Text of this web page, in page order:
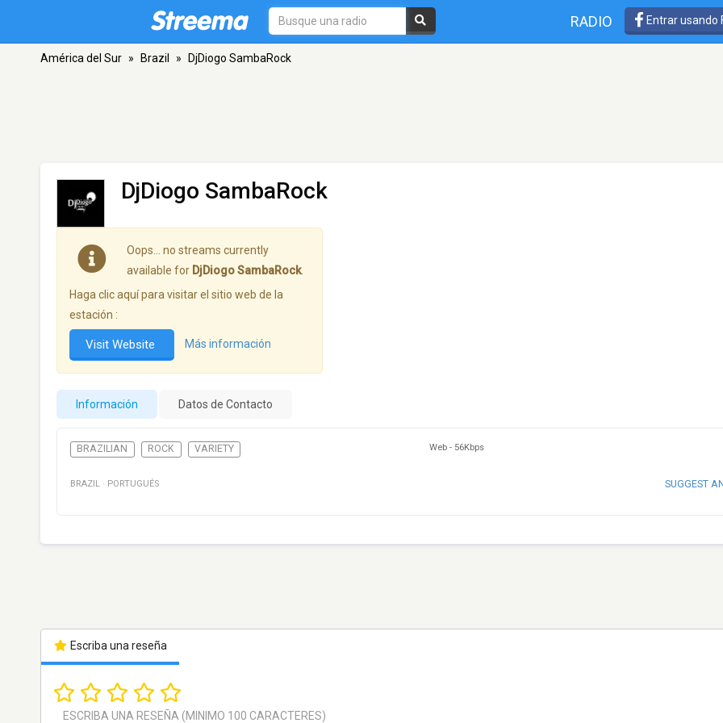
RADIO Entrar usando
América del Sur » Brazil » DjDiogo SambaRock
DjDiogo SambaRock
Oops… no streams currently
available for DjDiogo SambaRock.
Haga clic aquí para visitar el sitio web de la
estación :
Visit Website Más información
Información Datos de Contacto
BRAZILIAN ROCK VARIETY Web - 56Kbps
BRAZIL · PORTUGUÉS SUGGEST
Escriba una reseña